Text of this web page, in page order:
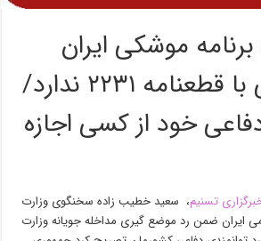
موشکی ایران
هیچ ارتباطی با قطعنامه ۲۲۳۱ ندارد/
خود از کسی اجازه
تسنیم، سعید خطیب زاده سخنگوی وزارت
ایران ضمن رد موضع گیری مداخله جویانه وزارت